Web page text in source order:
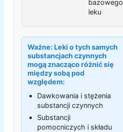
bazowego
leku
Ważne: Leki o tych samych
substancjach czynnych
mogą znacząco różnić się
między sobą pod
względem:
Dawkowania i stężenia
substancji czynnych
Substancji
pomocniczych i składu